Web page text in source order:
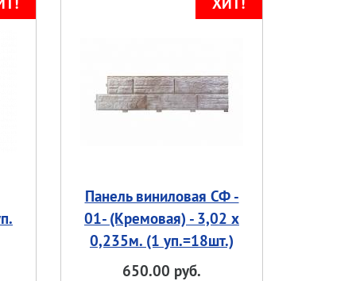
Саморез с п/ш острый RAL
Саморез с п/ш сверло RAL
Панель виниловая СФ -
01- (Кремовая) - 3,02 х
0,235м. (1 уп.=18шт.)
650.00 руб.